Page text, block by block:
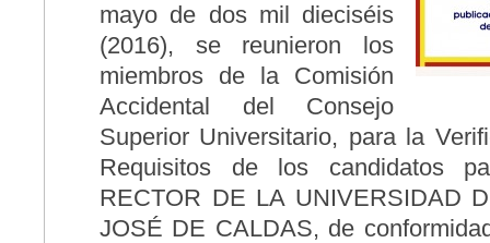
mayo de dos mil dieciséis
(2016), se reunieron los
miembros de la Comisión
Accidental del Consejo
Superior Universitario, para la
Requisitos de los candidatos
RECTOR DE LA UNIVERSIDAD
JOSÉ DE CALDAS, de